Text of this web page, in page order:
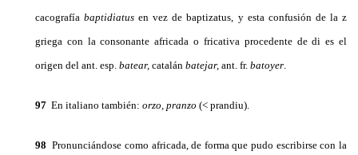
cacografíabaptidiatusen vez de baptizatus, y esta confusión de la z
griega con la consonante africada o fricativa procedente de di es el
origen del ant. esp. batear, catalán batejar, ant. fr. batoyer
97 En italiano también: orzo, pranzo (< prandiu).
98 Pronunciándose como africada, de forma que pudo escribirse con la